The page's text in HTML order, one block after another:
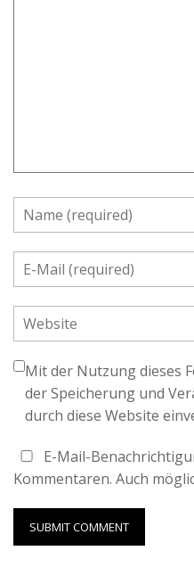
Mit der Nutzung dieses
der Speicherung und
durch diese Website
E-Mail-
Kommentaren. Auch